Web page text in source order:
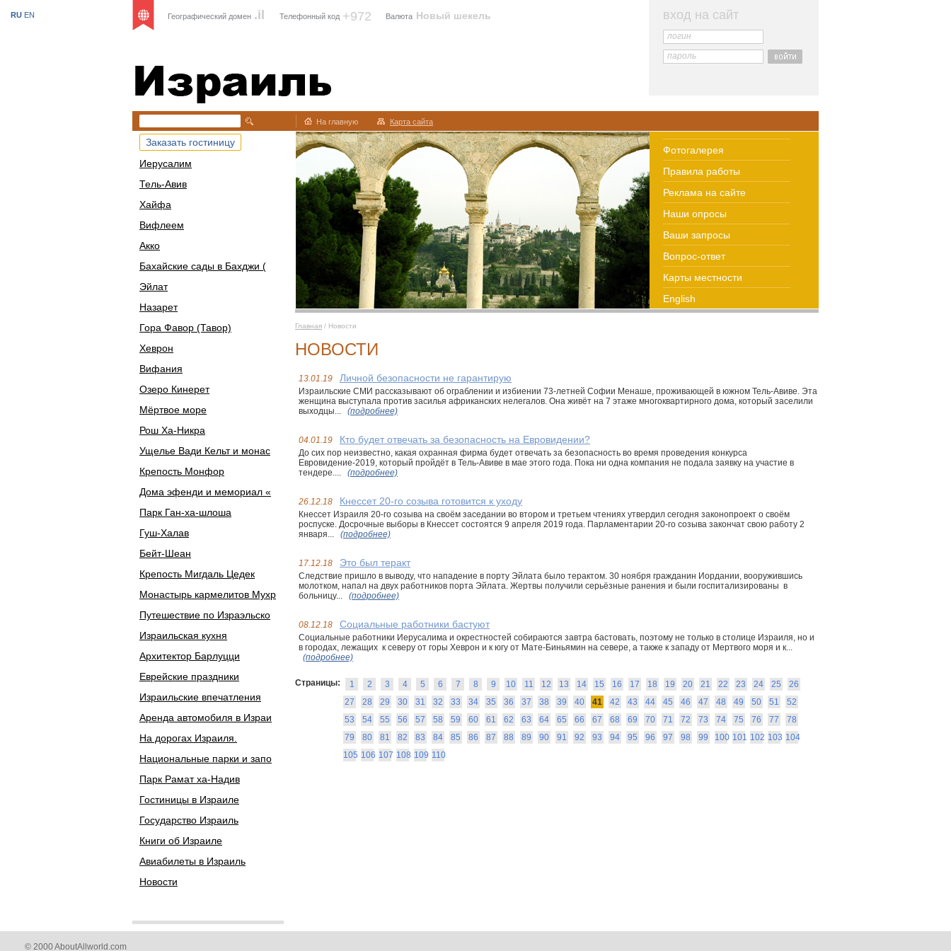
Израиль
Географический домен .il Телефонный код +972 Валюта Новый шекель
RU EN вход на сайт
логин
пароль
На главную Карта сайта
Заказать гостиницу
Иерусалим
Тель-Авив
Хайфа
Вифлеем
Акко
Бахайские сады в Бахджи (
Эйлат
Назарет
Гора Фавор (Тавор)
Хеврон
Вифания
Озеро Кинерет
Мёртвое море
Рош Ха-Никра
Ущелье Вади Кельт и монас
Крепость Монфор
Дома эфенди и мемориал «
Парк Ган-ха-шлоша
Гуш-Халав
Бейт-Шеан
Крепость Мигдаль Цедек
Монастырь кармелитов Мухр
Путешествие по Израэльско
Израильская кухня
Архитектор Барлуцци
Еврейские праздники
Израильские впечатления
Аренда автомобиля в Израи
На дорогах Израиля.
Национальные парки и запо
Парк Рамат ха-Надив
Гостиницы в Израиле
Государство Израиль
Книги об Израиле
Авиабилеты в Израиль
Новости
Фотогалерея
Правила работы
Реклама на сайте
Наши опросы
Ваши запросы
Вопрос-ответ
Карты местности
English
Главная / Новости
НОВОСТИ
13.01.19 Личной безопасности не гарантирую
Израильские СМИ рассказывают об ограблении и избиении 73-летней Софии Менаше, проживающей в южном Тель-Авиве. Эта
женщина выступала против засилья африканских нелегалов. Она живёт на 7 этаже многоквартирного дома, который заселили
выходцы...
(подробнее)
04.01.19 Кто будет отвечать за безопасность на Евровидении?
До сих пор неизвестно, какая охранная фирма будет отвечать за безопасность во время проведения конкурса
Евровидение-2019, который пройдёт в Тель-Авиве в мае этого года. Пока ни одна компания не подала заявку на участие в
тендере....
(подробнее)
26.12.18 Кнессет 20-го созыва готовится к уходу
Кнессет Израиля 20-го созыва на своём заседании во втором и третьем чтениях утвердил сегодня законопроект о своём
роспуске. Досрочные выборы в Кнессет состоятся 9 апреля 2019 года. Парламентарии 20-го созыва закончат свою работу 2
января...
(подробнее)
17.12.18 Это был теракт
Следствие пришло в выводу, что нападение в порту Эйлата было терактом. 30 ноября гражданин Иордании, вооружившись
молотком, напал на двух работников порта Эйлата. Жертвы получили серьёзные ранения и были госпитализированы в
больницу...
(подробнее)
08.12.18 Социальные работники бастуют
Социальные работники Иерусалима и окрестностей собираются завтра бастовать, поэтому не только в столице Израиля, но и
в городах, лежащих к северу от горы Хеврон и к югу от Мате-Биньямин на севере, а также к западу от Мертвого моря и к...
(подробнее)
Страницы: 1 2 3 4 5 6 7 8 9 10 11 12 13 14 15 16 17 18 19 20 21 22 23 24 25
26
27
28 29 30 31 32 33 34 35 36 37 38 39 40 41 42 43 44 45 46 47 48 49 50 51
52
53
54 55 56 57 58 59 60 61 62 63 64 65 66 67 68 69 70 71 72 73 74 75 76 77
78
79
80 81 82 83 84 85 86 87 88 89 90 91 92 93 94 95 96 97 98 99 100 101 102 103 104
105 106 107 108 109 110
© 2000 AboutAllworld.com